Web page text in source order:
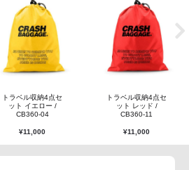
トラベル収納4点セ
ット イエロー /
CB360-04
¥11,000
トラベル収納4点セ
ット レッド /
CB360-11
¥11,000